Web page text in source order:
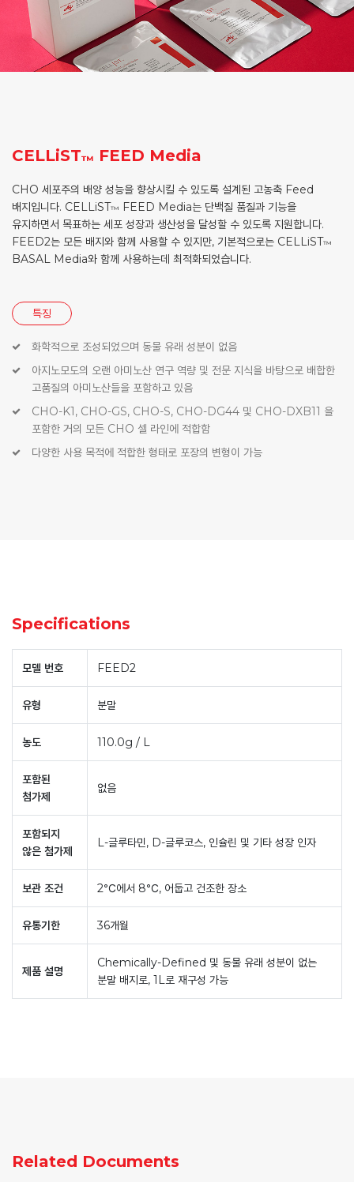
CELLiST™ FEED Media
CHO 세포주의 배양 성능을 향상시킬 수 있도록 설계된 고농축 Feed
배지입니다. CELLiST™ FEED Media는 단백질 품질과 기능을
유지하면서 목표하는 세포 성장과 생산성을 달성할 수 있도록 지원합니다.
FEED2는 모든 배지와 함께 사용할 수 있지만, 기본적으로는 CELLiST™
BASAL Media와 함께 사용하는데 최적화되었습니다.
특징
화학적으로 조성되었으며 동물 유래 성분이 없음
아지노모도의 오랜 아미노산 연구 역량 및 전문 지식을 바탕으로 배합한
고품질의 아미노산들을 포함하고 있음
CHO-K1, CHO-GS, CHO-S, CHO-DG44 및 CHO-DXB11 을
포함한 거의 모든 CHO 셀 라인에 적합함
다양한 사용 목적에 적합한 형태로 포장의 변형이 가능
Specifications
모델 번호 FEED2
유형 분말
농도 110.0g / L
포함된
첨가제
없음
포함되지
않은 첨가제
L-글루타민, D-글루코스, 인슐린 및 기타 성장 인자
보관 조건 2℃에서 8℃, 어둡고 건조한 장소
유통기한 36개월
제품 설명
Chemically-Defined 및 동물 유래 성분이 없는
분말 배지로, 1L로 재구성 가능
Related Documents